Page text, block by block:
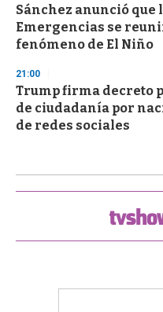
Sánchez anunció que
Emergencias se
fenómeno de El Niño
21:00
Trump firma decreto
de ciudadanía por
de redes sociales